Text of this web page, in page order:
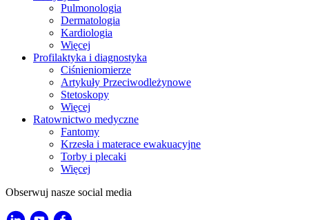
Pulmonologia
Dermatologia
Kardiologia
Więcej
Profilaktyka i diagnostyka
Ciśnieniomierze
Artykuły Przeciwodleżynowe
Stetoskopy
Więcej
Ratownictwo medyczne
Fantomy
Krzesła i materace ewakuacyjne
Torby i plecaki
Więcej
Obserwuj nasze social media